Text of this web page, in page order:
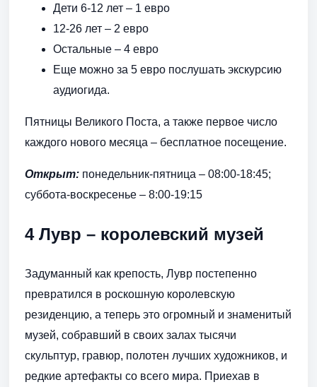
Дети 6-12 лет – 1 евро
12-26 лет – 2 евро
Остальные – 4 евро
Еще можно за 5 евро послушать экскурсию
аудиогида.
Пятницы Великого Поста, а также первое число
каждого нового месяца – бесплатное посещение.
Открыт: понедельник-пятница – 08:00-18:45;
суббота-воскресенье – 8:00-19:15
4 Лувр – королевский музей
Задуманный как крепость, Лувр постепенно
превратился в роскошную королевскую
резиденцию, а теперь это огромный и знаменитый
музей, собравший в своих залах тысячи
скульптур, гравюр, полотен лучших художников, и
редкие артефакты со всего мира. Приехав в